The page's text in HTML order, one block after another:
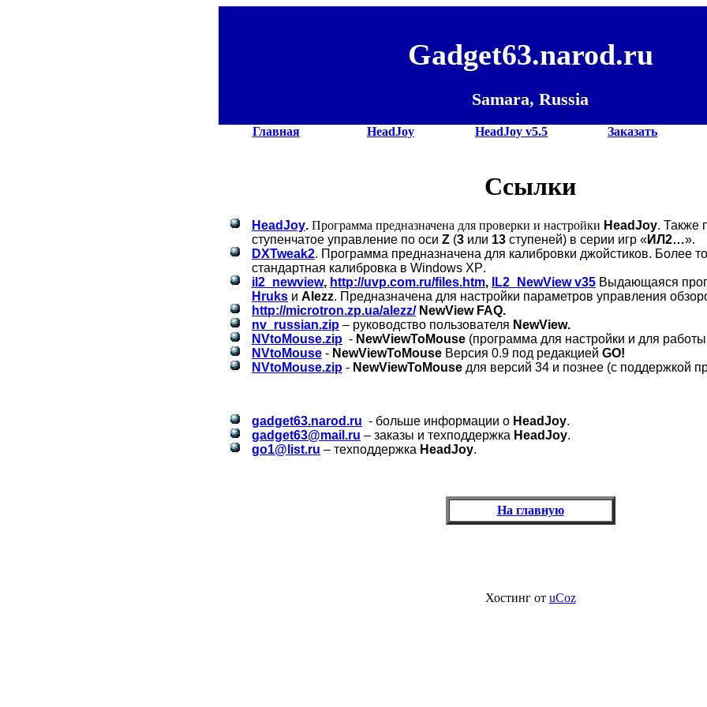
Gadget63.narod.ru
Samara, Russia
Главная HeadJoy HeadJoy v5.5 Заказать
Ссылки
HeadJoy. Программа предназначена для проверки и настройки HeadJoy. Также
ступенчатое управление по оси Z (3 или 13 ступеней) в серии игр «ИЛ2…».
DXTweak2. Программа предназначена для калибровки джойстиков. Более
стандартная калибровка в Windows XP.
il 2_ newview, http://uvp.com.ru/files.htm, IL2_ NewView v35 Выдающаяся
Нruks и Alezz. Предназначена для настройки параметров управления
http://microtron.zp.ua/alezz/NewView FAQ.
nv russian.zip – руководство пользователя NewView.
NVtoMouse.zip - NewViewToMouse (программа для настройки и для
NVtoMouse - NewViewToMouse Версия 0.9 под редакцией GO!
NVtoMouse.zip - NewViewToMouse для версий 34 и познее (с поддержкой
gadget63.narod.ru - больше информации о HeadJoy.
gadget63@mail.ru – заказы и техподдержка HeadJoy.
go1@list.ru – техподдержка HeadJoy.
На главную
Хостинг от uCoz